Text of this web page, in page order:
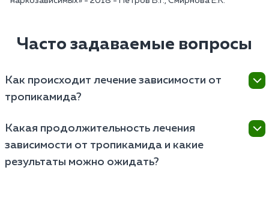
Часто задаваемые вопросы
Как происходит лечение зависимости от
тропикамида?
включает медикаментозную терапию,
психотерапию и реабилитационные мероприятия.
Основной целью лечения является снятие
Какая продолжительность лечения
зависимости от тропикамида и какие
результаты можно ожидать?